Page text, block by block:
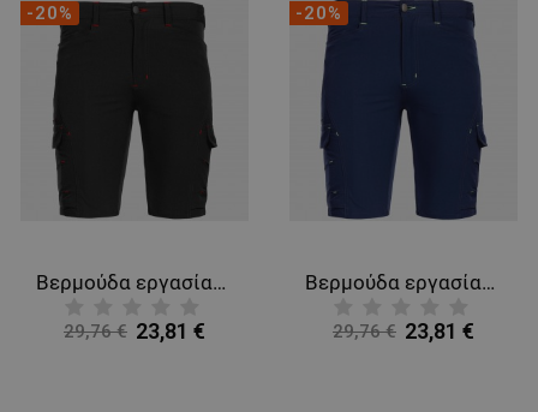
-20%
Βερμούδα εργασίας VIGOR BLACK/RED
29,76 € 23,81 €
-20%
Βερμούδα εργασίας VIGOR DARK BLUE/GREEN
29,76 € 23,81 €